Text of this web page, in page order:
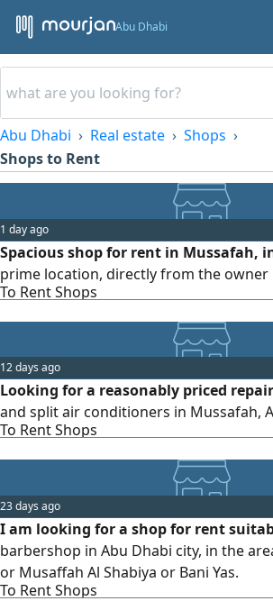
Abu Dhabi
Abu Dhabi Real estate
Shops
Shops to Rent
1 day ago
Spacious shop for rent in Mussafah,
prime location, directly from the owner
To Rent Shops
12 days ago
Looking for a reasonably priced
and split air conditioners in Mussafah,
To Rent Shops
23 days ago
I am looking for a shop for rent
barbershop in Abu Dhabi city, in the
or Musaffah Al Shabiya or Bani Yas.
To Rent Shops